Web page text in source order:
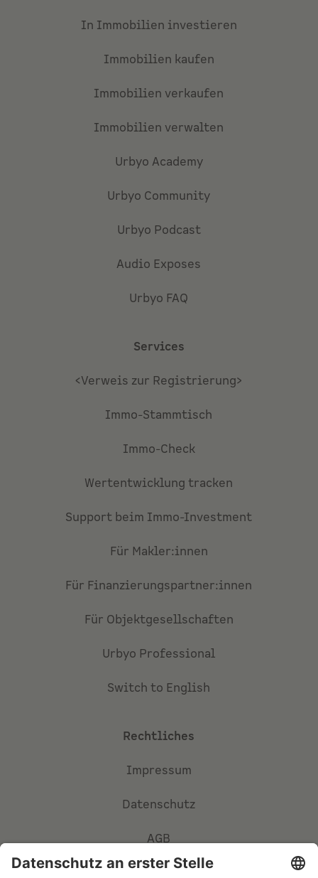
In Immobilien investieren
Immobilien kaufen
Immobilien verkaufen
Immobilien verwalten
Urbyo Academy
Urbyo Community
Urbyo Podcast
Audio Exposes
Urbyo FAQ
Services
<Verweis zur Registrierung>
Immo-Stammtisch
Immo-Check
Wertentwicklung tracken
Support beim Immo-Investment
Für Makler:innen
Für Finanzierungspartner:innen
Für Objektgesellschaften
Urbyo Professional
Switch to English
Rechtliches
Impressum
Datenschutz
AGB
Privatsphäre-Einstellungen